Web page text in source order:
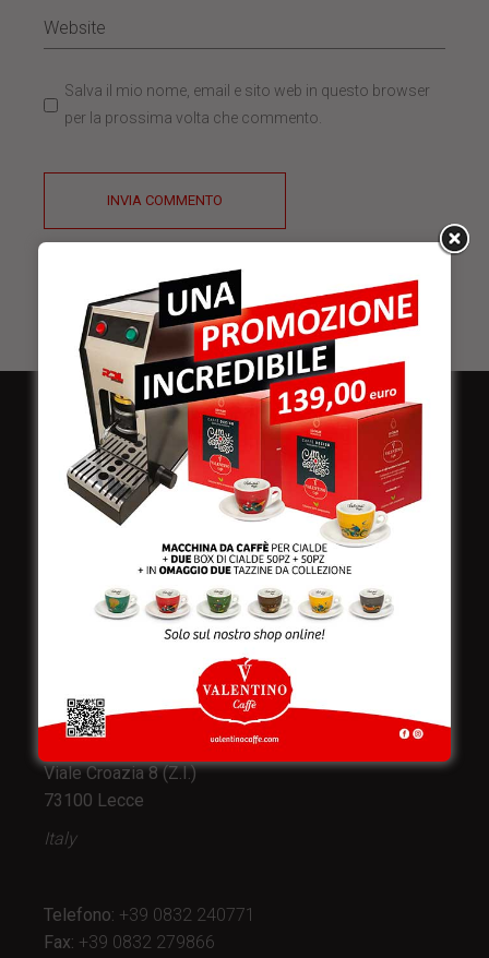
Salva il mio nome, email e sito web in questo browser
per la prossima volta che commento.
INVIA COMMENTO
e produzione:
Viale Croazia 8 (Z.I.)
73100 Lecce
Italy
Telefono: +39 0832 240771
Fax: +39 0832 279866